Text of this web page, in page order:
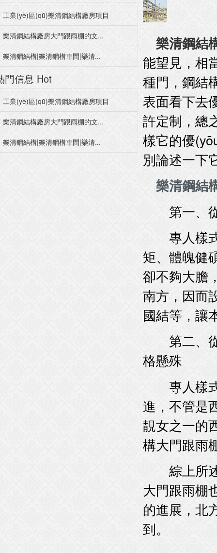
工業(yè)區(qū)樂清鋼結構廠房項目
樂清鋼結構廠房大門跟雨棚的文...
樂清鋼結構|樂清鋼構車間|樂清...
門信息 Hot
工業(yè)區(qū)樂清鋼結構廠房項目
樂清鋼結構廠房大門跟雨棚的文...
樂清鋼結構|樂清鋼構車間|樂清...
樂清鋼結
能望見，
種門，鋼結
表面看下去
許定制，總
樣它的優
別論述一下
樂清鋼結
第一、
專人樣式
矩、體魄健
卻不夠大膽
南方，因而
國結等
第二、從
格懸殊
專人樣式是
進，不管
靚女之一的西
構大門跟雨
綜上所述
大門跟雨棚
的進展
到。